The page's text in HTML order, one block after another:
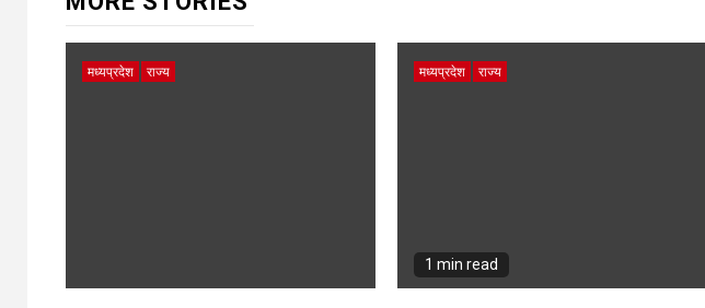
मध्यप्रदेश राज्य मध्यप्रदेश राज्य
1 min read